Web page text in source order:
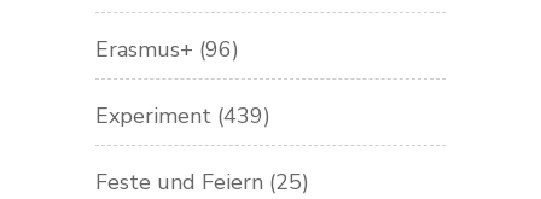
Erasmus+ (96)
Experiment (439)
Feste und Feiern (25)